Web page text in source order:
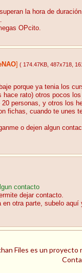
la hora de
OPcito.
] ( 174.47KB , 487x718 ,
porque ya tenia los
hace rato) otros pocos
personas, y otros los
fichas, cuando te unes
o dejen algun
contacto
dejar contacto.
otra parte, subelo aquí
Files es un